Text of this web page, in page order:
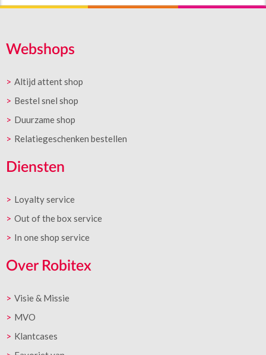
Webshops
Altijd attent shop
Bestel snel shop
Duurzame shop
Relatiegeschenken bestellen
Diensten
Loyalty service
Out of the box service
In one shop service
Over Robitex
Visie & Missie
MVO
Klantcases